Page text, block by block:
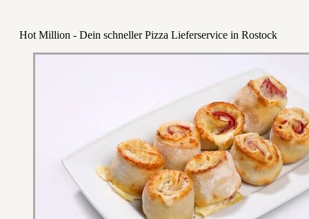
Hot Million - Dein schneller Pizza Lieferservice in Rostock